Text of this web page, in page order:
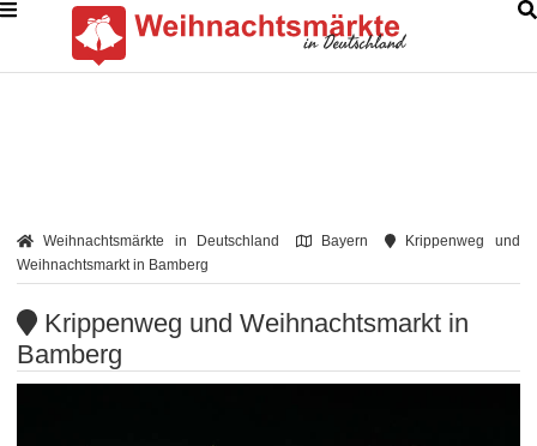
Weihnachtsmärkte in Deutschland Bayern
Krippenweg und
Weihnachtsmarkt in Bamberg
Krippenweg und Weihnachtsmarkt in
Bamberg